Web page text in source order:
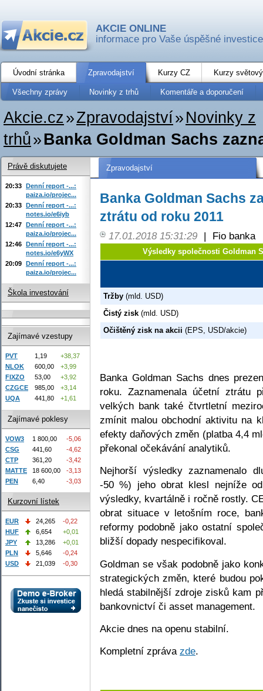
AKCIE ONLINE
informace pro Vaše úspěšné investice
Úvodní stránka Zpravodajství Kurzy CZ Kurzy
Všechny zprávy Novinky z trhů Komentáře a doporučení
Akcie.cz»Zpravodajství» Novinky z
trhů»Banka Goldman Sachs
Zpravodajství
Banka Goldman Sachs
ztrátu od roku 2011
17.01.2018 15:31:29 | Fio banka
Výsledky společnosti Goldman
Tržby (mld. USD)
Čistý zisk (mld. USD)
Očištěný zisk na akcii (EPS, USD/akcie)
Banka Goldman Sachs dnes
roku. Zaznamenala účetní
velkých bank také čtvrtletní
zmínit malou obchodní aktivitu na
efekty daňových změn (platba 4,4
překonal očekávání analytiků.
Nejhorší výsledky zaznamenalo
-50 %) jeho obrat klesl nejníže
výsledky, kvartálně i ročně rostly.
obrat situace v letošním roce,
reformy podobně jako ostatní
bližší dopady nespecifikoval.
Goldman se však podobně jako
strategických změn, které budou
hledá stabilnější zdroje zisků kam
bankovnictví či asset management.
Akcie dnes na openu stabilní.
Kompletní zpráva zde.
Právě diskutujete
20:33 Denní report -...:
paiza.io/projec...
20:33 Denní report -...:
notes.io/e6iyb
12:47 Denní report -...:
paiza.io/projec...
12:46 Denní report -...:
notes.io/e6yWX
20:09 Denní report -...:
paiza.io/projec...
Škola investování
Zajímavé vzestupy
PVT 1,19
+38,37
NLOK
600,00
+3,99
FIXZO
53,00
+3,92
CZGCE
985,00
+3,14
UQA
441,80 +1,61
Zajímavé poklesy
VOW3 1 800,00
-5,06
CSG
441,60
-4,62
CTP
361,20
-3,42
MATTE
18 600,00
-3,13
PEN
6,40 -3,03
Kurzovní lístek
EUR 24,265
-0,22
HUF
6,654
+0,01
JPY
13,286
+0,01
PLN
5,646
-0,24
USD
21,039 -0,30